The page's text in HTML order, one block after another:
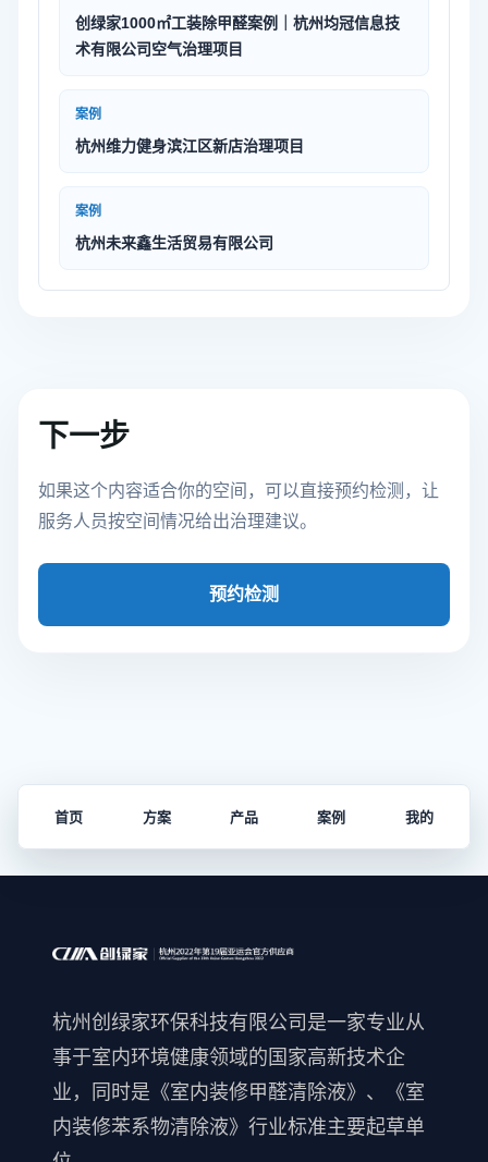
创绿家1000㎡工装除甲醛案例｜杭州均冠信息技
术有限公司空气治理项目
案例
杭州维力健身滨江区新店治理项目
案例
杭州未来鑫生活贸易有限公司
下一步
如果这个内容适合你的空间，可以直接预约检测，让
服务人员按空间情况给出治理建议。
预约检测
首页 方案 产品 案例 我的
杭州创绿家环保科技有限公司是一家专业从
事于室内环境健康领域的国家高新技术企
业，同时是《室内装修甲醛清除液》、《室
内装修苯系物清除液》行业标准主要起草单